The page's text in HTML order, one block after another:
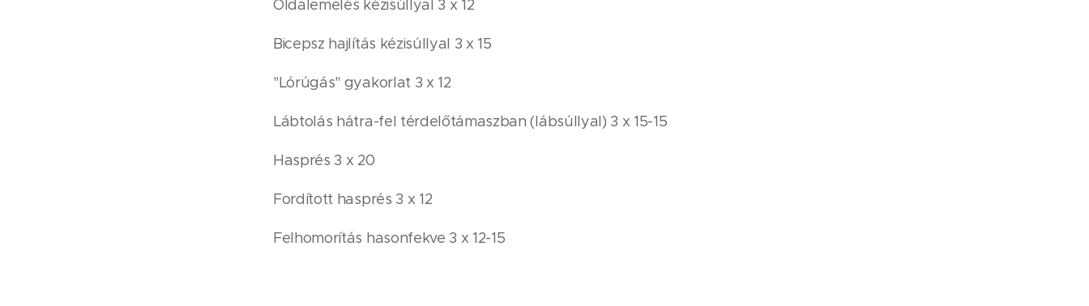
Oldalemelés kézisúllyal 3 x 12
Bicepsz hajlítás kézisúllyal 3 x 15
"Lórúgás" gyakorlat 3 x 12
Lábtolás hátra-fel térdelőtámaszban (lábsúllyal) 3 x 15-15
Hasprés 3 x 20
Fordított hasprés 3 x 12
Felhomorítás hasonfekve 3 x 12-15